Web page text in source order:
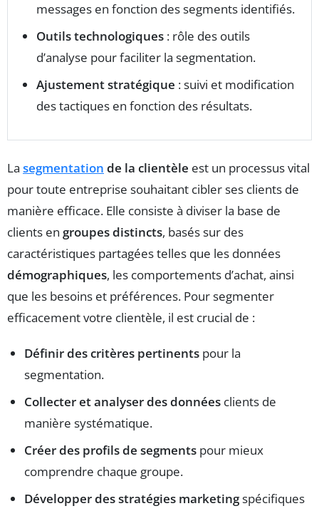
messages en fonction des segments identifiés.
Outils technologiques : rôle des outils
d’analyse pour faciliter la segmentation.
Ajustement stratégique : suivi et modification
des tactiques en fonction des résultats.
La segmentation de la clientèle est un processus vital
pour toute entreprise souhaitant cibler ses clients de
manière efficace. Elle consiste à diviser la base de
clients en groupes distincts, basés sur des
caractéristiques partagées telles que les données
démographiques, les comportements d’achat, ainsi
que les besoins et préférences. Pour segmenter
efficacement votre clientèle, il est crucial de :
Définir des critères pertinents pour la
segmentation.
Collecter et analyser des données clients de
manière systématique.
Créer des profils de segments pour mieux
comprendre chaque groupe.
Développer des stratégies marketingspécifiques